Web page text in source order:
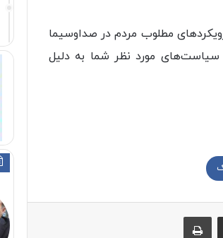
مطلوب مردم در صداوسیما
سیاست‌های مورد نظر شما به دلیل